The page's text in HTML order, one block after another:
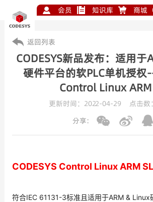
会员 知识库 商城
返回列表
CODESYS新品发布：适用
硬件平台的软PLC单机授权
Control Linux ARM
更新时间：2022-04-29 点击数：
分享:
CODESYS Control Linux ARM SL
符合IEC 61131-3标准且适用于ARM & Linux